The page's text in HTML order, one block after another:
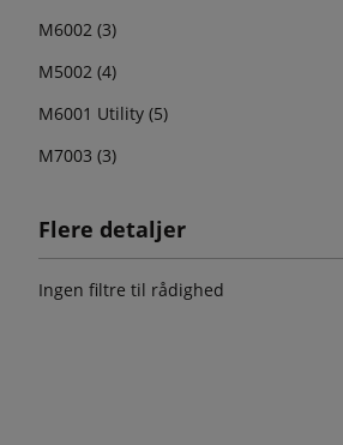
M6002 (3)
M5002 (4)
M6001 Utility (5)
M7003 (3)
Flere detaljer
Ingen filtre til rådighed